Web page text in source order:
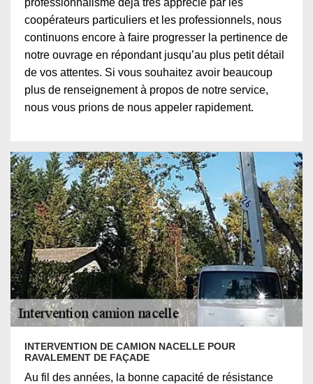
professionnalisme déjà très apprécié par les
coopérateurs particuliers et les professionnels, nous
continuons encore à faire progresser la pertinence de
notre ouvrage en répondant jusqu’au plus petit détail
de vos attentes. Si vous souhaitez avoir beaucoup
plus de renseignement à propos de notre service,
nous vous prions de nous appeler rapidement.
INTERVENTION DE CAMION NACELLE POUR
RAVALEMENT DE FAÇADE
Au fil des années, la bonne capacité de résistance